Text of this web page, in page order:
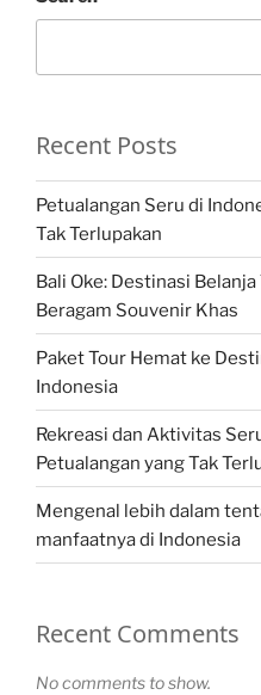
Recent Posts
Petualangan Seru di
Tak Terlupakan
Bali Oke: Destinasi
Beragam Souvenir Khas
Paket Tour Hemat ke
Indonesia
Rekreasi dan Aktivitas
Petualangan yang Tak
Mengenal lebih dalam
manfaatnya di Indonesia
Recent Comments
No comments to show.